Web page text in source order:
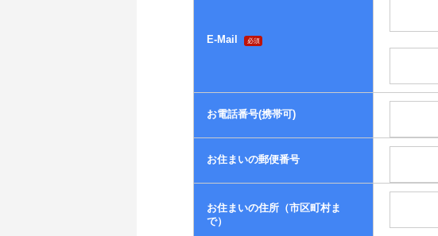
E-Mail 必須
お電話番号(携帯可)
お住まいの郵便番号
お住まいの住所（市区町村ま
で）